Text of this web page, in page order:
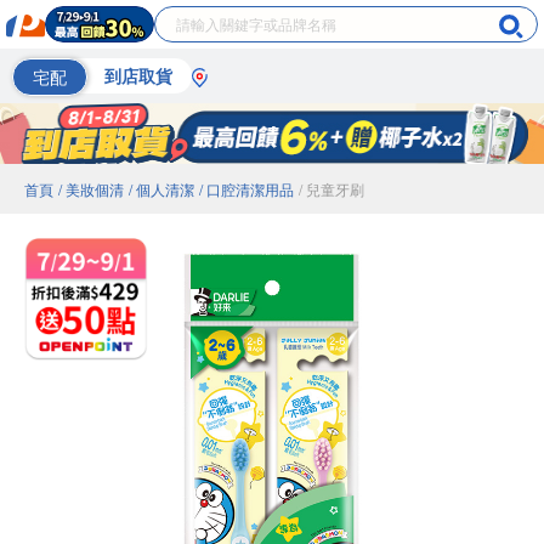
宅配 到店取貨
首頁 / 美妝個清 / 個人清潔 / 口腔清潔用品 / 兒童牙刷